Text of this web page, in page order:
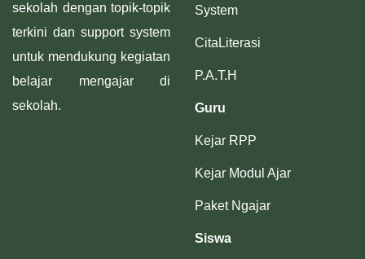
sekolah dengan topik-topik
terkini dan support system
untuk mendukung kegiatan
belajar mengajar di
sekolah.
System
CitaLiterasi
P.A.T.H
Guru
Kejar RPP
Kejar Modul Ajar
Paket Ngajar
Siswa